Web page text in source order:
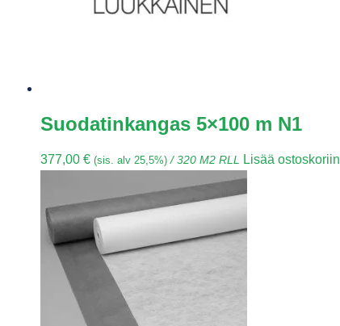
Suodatinkangas 5×100 m N1
377,00 € (sis. alv 25,5%) / 320 M2 RLL Lisää ostoskoriin